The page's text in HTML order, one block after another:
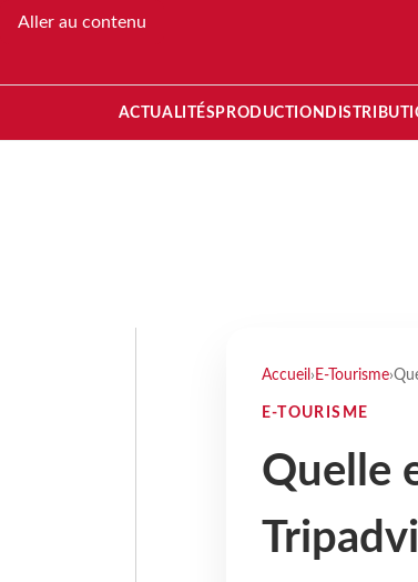
Aller au contenu
ACTUALITÉS PRODUCTION
Accueil › E-Tourisme›
E-TOURISME
Quelle